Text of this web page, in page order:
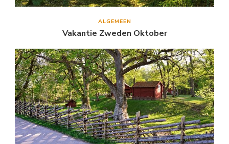
ALGEMEEN
Vakantie Zweden Oktober